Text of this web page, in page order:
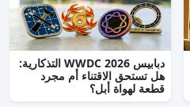
دبابيس WWDC 2026 التذكارية:
هل تستحق الاقتناء أم مجرد
قطعة لهواة أبل؟